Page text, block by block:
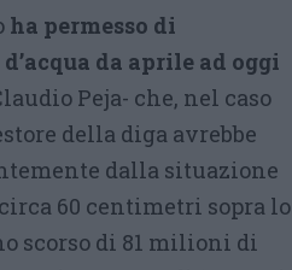
ha permesso di
da aprile ad oggi
Peja- che, nel caso
della diga avrebbe
dalla situazione
60 centimetri sopra lo
scorso di 81 milioni di